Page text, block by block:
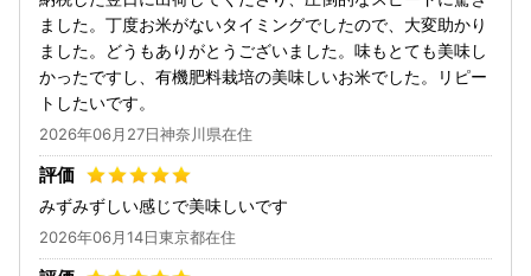
ました。丁度お米がないタイミングでしたので、大変助かり
ました。どうもありがとうございました。味もとても美味し
かったですし、有機肥料栽培の美味しいお米でした。リピー
トしたいです。
2026年06月27日神奈川県在住
みずみずしい感じで美味しいです
2026年06月14日東京都在住